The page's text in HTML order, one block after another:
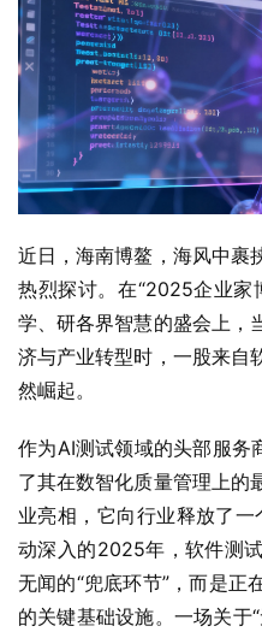
近日，海南博鳌，海风中裹
热烈探讨。在“2025企业家
学、研各界智慧的盛会上，
济与产业转型时，一股来自
然崛起。
作为AI测试领域的头部服务
了其在数智化质量管理上的
业亮相，它向行业释放了
动深入的2025年，软件测
无闻的“兜底环节”，而是正
的关键基础设施。一场关于